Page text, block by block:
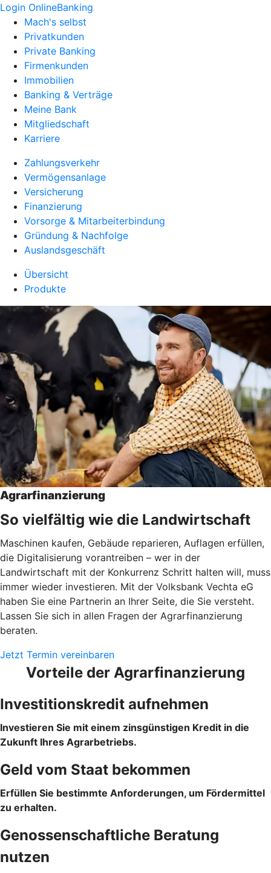
Login OnlineBanking
Mach's selbst
Privatkunden
Private Banking
Firmenkunden
Immobilien
Banking & Verträge
Meine Bank
Mitgliedschaft
Karriere
Zahlungsverkehr
Vermögensanlage
Versicherung
Finanzierung
Vorsorge & Mitarbeiterbindung
Gründung & Nachfolge
Auslandsgeschäft
Übersicht
Produkte
Agrarfinanzierung
So vielfältig wie die Landwirtschaft
Maschinen kaufen, Gebäude reparieren, Auflagen erfüllen,
die Digitalisierung vorantreiben – wer in der
Landwirtschaft mit der Konkurrenz Schritt halten will, muss
immer wieder investieren. Mit der Volksbank Vechta eG
haben Sie eine Partnerin an Ihrer Seite, die Sie versteht.
Lassen Sie sich in allen Fragen der Agrarfinanzierung
beraten.
Jetzt Termin vereinbaren
Vorteile der Agrarfinanzierung
Investitionskredit aufnehmen
Investieren Sie mit einem zinsgünstigen Kredit in die
Zukunft Ihres Agrarbetriebs.
Geld vom Staat bekommen
Erfüllen Sie bestimmte Anforderungen, um Fördermittel
zu erhalten.
Genossenschaftliche Beratung
nutzen